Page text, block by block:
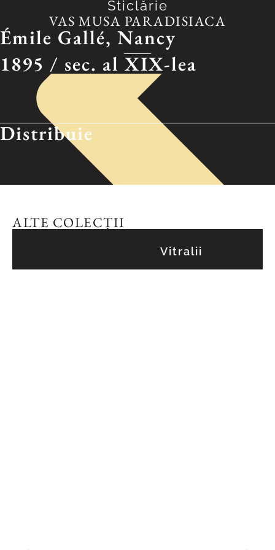
Sticlărie
VAS MUSA PARADISIACA
Émile Gallé, Nancy
1895 / sec. al XIX-lea
Distribuie
ALTE COLECȚII
Vitralii